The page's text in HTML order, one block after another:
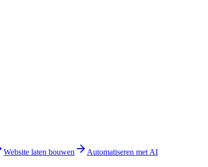
Website laten bouwen
Automatiseren met AI